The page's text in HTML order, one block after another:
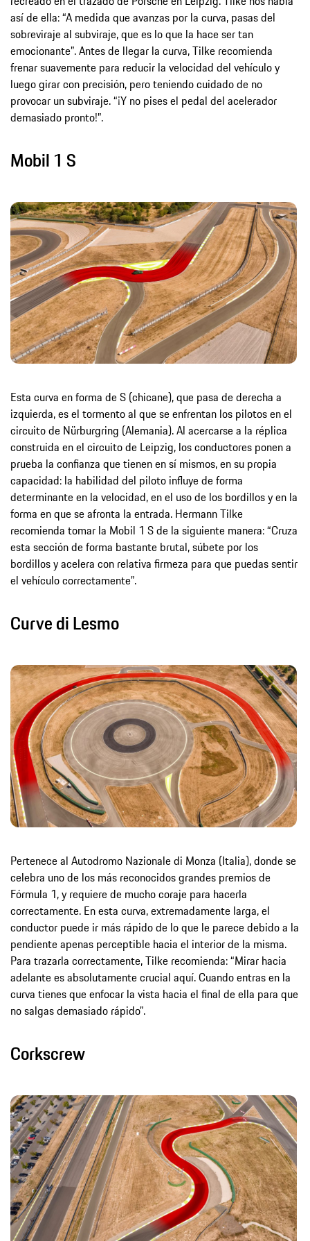
así de ella: “A medida que avanzas por la curva, pasas del
sobreviraje al subviraje, que es lo que la hace ser tan
emocionante”. Antes de llegar la curva, Tilke recomienda
frenar suavemente para reducir la velocidad del vehículo y
luego girar con precisión, pero teniendo cuidado de no
provocar un subviraje. “¡Y no pises el pedal del acelerador
demasiado pronto!”.
Mobil 1 S
Esta curva en forma de S (chicane), que pasa de derecha a
izquierda, es el tormento al que se enfrentan los pilotos en el
circuito de Nürburgring (Alemania). Al acercarse a la réplica
construida en el circuito de Leipzig, los conductores ponen a
prueba la confianza que tienen en sí mismos, en su propia
capacidad: la habilidad del piloto influye de forma
determinante en la velocidad, en el uso de los bordillos y en la
forma en que se afronta la entrada. Hermann Tilke
recomienda tomar la Mobil 1 S de la siguiente manera: “Cruza
esta sección de forma bastante brutal, súbete por los
bordillos y acelera con relativa firmeza para que puedas sentir
el vehículo correctamente”.
Curve di Lesmo
Pertenece al Autodromo Nazionale di Monza (Italia), donde se
celebra uno de los más reconocidos grandes premios de
Fórmula 1, y requiere de mucho coraje para hacerla
correctamente. En esta curva, extremadamente larga, el
conductor puede ir más rápido de lo que le parece debido a la
pendiente apenas perceptible hacia el interior de la misma.
Para trazarla correctamente, Tilke recomienda: “Mirar hacia
adelante es absolutamente crucial aquí. Cuando entras en la
curva tienes que enfocar la vista hacia el final de ella para que
no salgas demasiado rápido”.
Corkscrew